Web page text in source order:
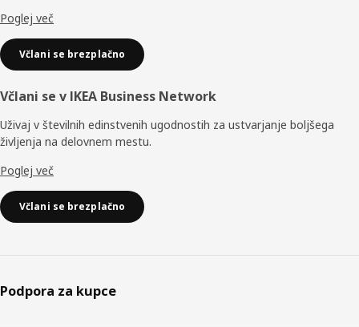
Poglej več
Včlani se brezplačno
Včlani se v IKEA Business Network
Uživaj v številnih edinstvenih ugodnostih za ustvarjanje boljšega
življenja na delovnem mestu.
Poglej več
Včlani se brezplačno
Podpora za kupce